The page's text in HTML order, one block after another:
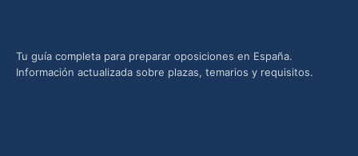
Tu guía completa para preparar oposiciones en España.
Información actualizada sobre plazas, temarios y requisitos.